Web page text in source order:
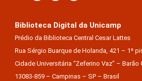
Biblioteca Digital da Unicamp
Prédio da Biblioteca Central Cesar Lattes
Rua Sérgio Buarque de Holanda, 421 – 1º
Cidade Universitária “Zeferino Vaz” – Barão
13083-859 – Campinas – SP – Brasil